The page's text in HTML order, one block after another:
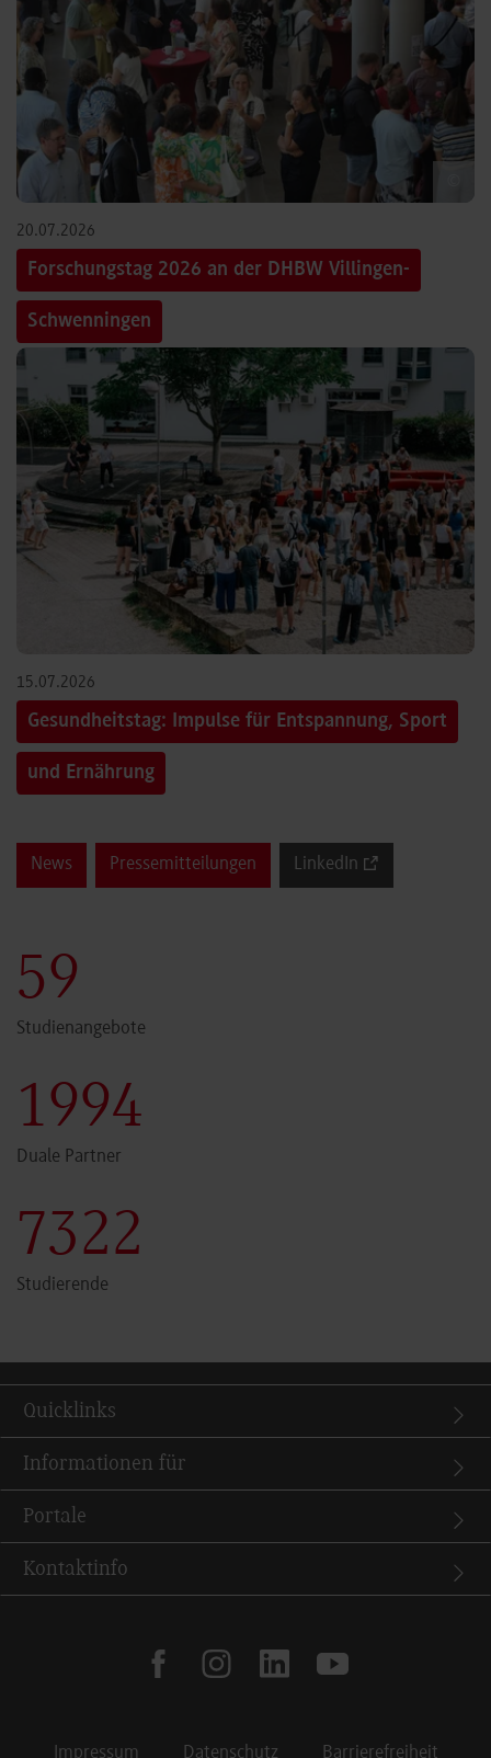
20.07.2026
Forschungstag 2026 an der DHBW Villingen-
Schwenningen
15.07.2026
Gesundheitstag: Impulse für Entspannung, Sport
und Ernährung
News Pressemitteilungen LinkedIn
60
Studienangebote
2000
Duale Partner
7341
Studierende
Quicklinks
Informationen für
Portale
Kontaktinfo
facebookinstagramlinkedin youtube